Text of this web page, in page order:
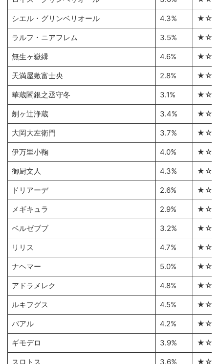
シエル・グリンベリオール 4.3%
ラルフ・ニアフレム 3.5%
無生ヶ嶽縁 4.6%
天満屋敷富士央 2.8%
華蔵閣銀之丞守冬 3.1%
刎ヶ辻浄蔵 3.4%
大岡大左衛門 3.7%
伊万里小鞠 4.0%
御厨文人 4.3%
ドリアーデ 2.6%
メギキュラ 2.9%
ベルゼブブ 3.2%
リリス 4.7%
ナヘマー 5.0%
アドラメレク 4.8%
ルキフグス 4.5%
バアル 4.2%
ギモデロ 3.9%
スロトス 3.6%